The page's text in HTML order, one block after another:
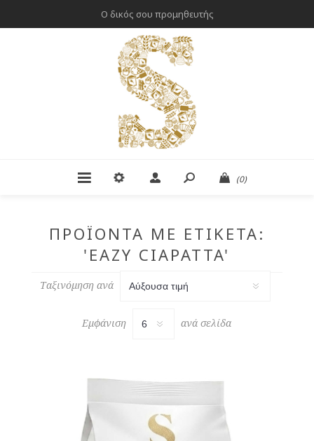
Ο δικός σου προμηθευτής
(0)
ΠΡΟΪΌΝΤΑ ΜΕ ΕΤΙΚΈΤΑ:
'EAZY CIAPATTA'
Ταξινόμηση ανά
Εμφάνιση ανά σελίδα